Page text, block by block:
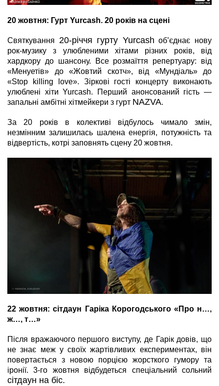
20 жовтня: Гурт Yurcash. 20 років на сцені
Святкування 20-річчя гурту Yurcash об’єднає нову
рок-музику з улюбленими хітами різних років, від
хардкору до шансону. Все розмаїття репертуару: від
«Менуетів» до «Жовтий скотч», від «Мундіаль» до
«Stop killing love». Зіркові гості концерту виконають
улюблені хіти Yurcash. Перший анонсований гість —
запальні амбітні хітмейкери з гурт NAZVA.
За 20 років в колективі відбулось чимало змін,
незмінним залишилась шалена енергія, потужність та
відвертість, котрі заповнять сцену 20 жовтня.
22 жовтня:сітдаун Гаріка Корогодського «Про н…,
ж…, т…»
Після вражаючого першого виступу, де Гарік довів, що
не знає меж у своїх жартівливих експериментах, він
повертається з новою порцією жорсткого гумору та
іронії. 3-го жовтня відбудеться спеціальний сольний
сітдаун на біс.